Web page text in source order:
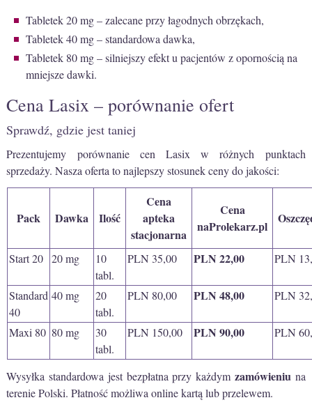
Tabletek 20 mg – zalecane przy łagodnych obrzękach,
Tabletek 40 mg – standardowa dawka,
Tabletek 80 mg – silniejszy efekt u pacjentów z opornością na
mniejsze dawki.
Cena Lasix – porównanie ofert
Sprawdź, gdzie jest taniej
Prezentujemy porównanie cen Lasix w różnych punktach
sprzedaży. Nasza oferta to najlepszy stosunek ceny do jakości:
Pack Dawka Ilość
Cena
apteka
stacjonarna
Cena
naProlekarz.pl
Start 20 20 mg
10
tabl.
PLN 35,00 PLN 22,00 PLN
Standard
40
40 mg
20
tabl.
PLN 80,00 PLN 48,00 PLN
Maxi 80 80 mg
30
tabl.
PLN 150,00 PLN 90,00 PLN
Wysyłka standardowa jest bezpłatna przy każdym zamówieniu na
terenie Polski. Płatność możliwa online kartą lub przelewem.